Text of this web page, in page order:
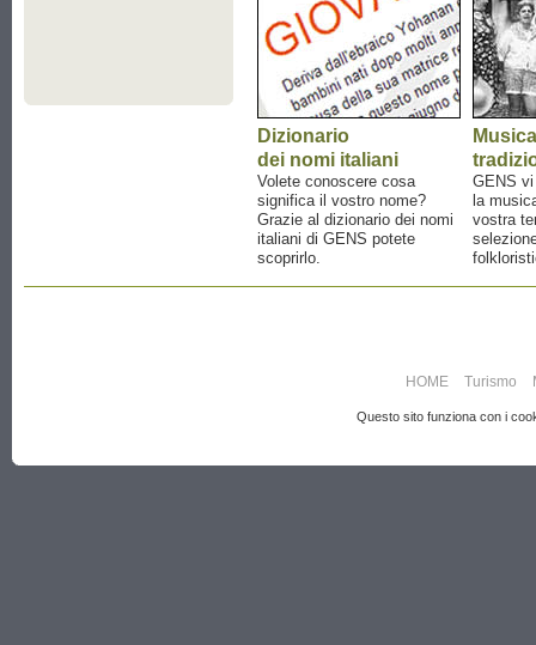
Dizionario
dei nomi italiani
Volete conoscere cosa
significa il vostro nome?
Grazie al dizionario dei nomi
italiani di GENS potete
scoprirlo.
Musica
GENS
la
vostra
HOME Turismo
Questo sito funziona con i